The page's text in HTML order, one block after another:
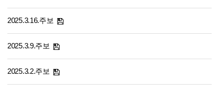
2025.3.16.주보
2025.3.9.주보
2025.3.2.주보